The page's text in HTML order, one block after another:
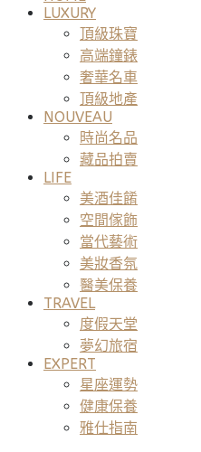
LUXURY
頂級珠寶
高端鐘錶
奢華名車
頂級地產
NOUVEAU
時尚名品
藏品拍賣
LIFE
美酒佳餚
空間傢飾
當代藝術
美妝香氛
醫美保養
TRAVEL
度假天堂
夢幻旅宿
EXPERT
星座運勢
健康保養
雅仕指南